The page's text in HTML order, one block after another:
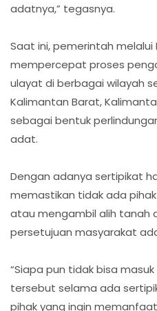
adatnya,” tegasnya.
Saat ini, pemerintah melalui
mempercepat proses
ulayat di berbagai wilayah
Kalimantan Barat,
sebagai bentuk
adat.
Dengan adanya sertipikat
memastikan tidak ada
atau mengambil alih tanah
persetujuan masyarakat
“Siapa pun tidak bisa
tersebut selama ada
pihak yang ingin